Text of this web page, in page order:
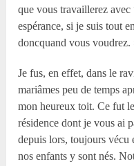
que vous travaillerez
espérance, si je suis tout
doncquand vous voudrez.
Je fus, en effet, dans le
mariâmes peu de temps
mon heureux toit. Ce fut
résidence dont je vous ai
depuis lors, toujours vécu
nos enfants y sont nés.